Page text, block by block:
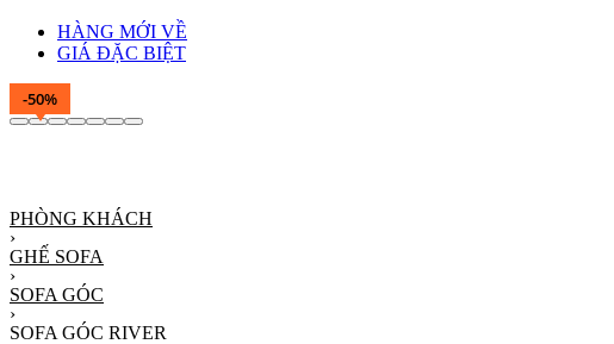
HÀNG MỚI VỀ
GIÁ ĐẶC BIỆT
-50%
PHÒNG KHÁCH
›
GHẾ SOFA
›
SOFA GÓC
›
SOFA GÓC RIVER